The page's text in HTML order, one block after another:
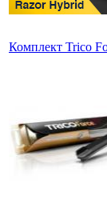
Комплект Trico